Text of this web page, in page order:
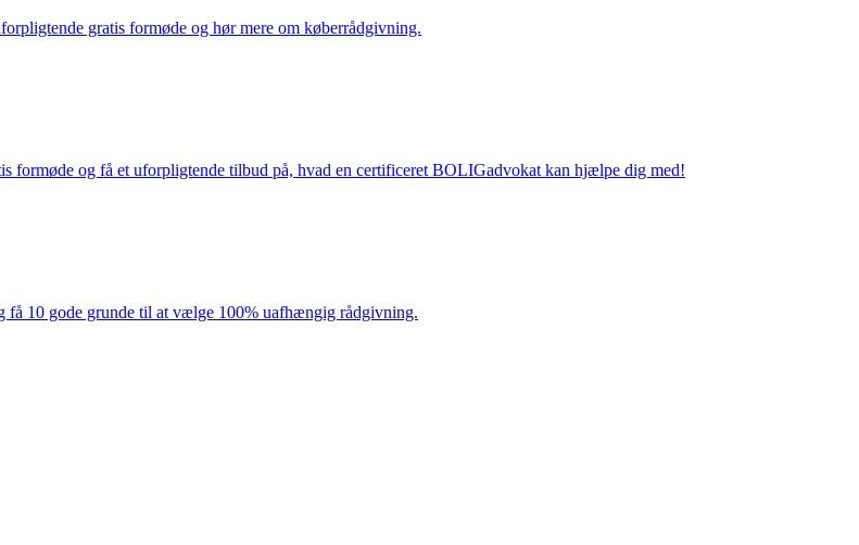
gratis formøde og hør mere om køberrådgivning.
og få et uforpligtende tilbud på, hvad en certificeret BOLIGadvokat kan hjælpe dig med!
10 gode grunde til at vælge 100% uafhængig rådgivning.